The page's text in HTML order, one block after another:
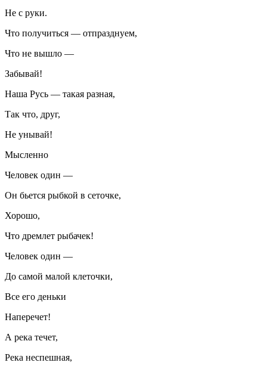
Не с руки.
Что получиться — отпразднуем,
Что не вышло —
Забывай!
Наша Русь — такая разная,
Так что, друг,
Не унывай!
Мысленно
Человек один —
Он бьется рыбкой в сеточке,
Хорошо,
Что дремлет рыбачек!
Человек один —
До самой малой клеточки,
Все его деньки
Наперечет!
А река течет,
Река неспешная,